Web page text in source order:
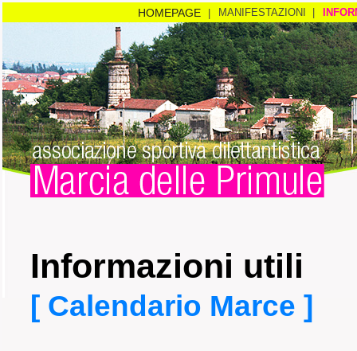
HOMEPAGE MANIFESTAZIONI |
Informazioni utili
[ Calendario Marce ]